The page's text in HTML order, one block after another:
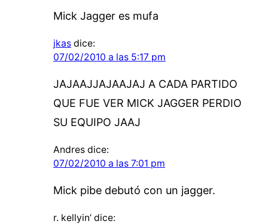
Mick Jagger es mufa
jkas dice:
07/02/2010 a las 5:17 pm
JAJAAJJAJAAJAJ A CADA PARTIDO
QUE FUE VER MICK JAGGER PERDIO
SU EQUIPO JAAJ
Andres dice:
07/02/2010 a las 7:01 pm
Mick pibe debutó con un jagger.
r. kellyin’ dice: